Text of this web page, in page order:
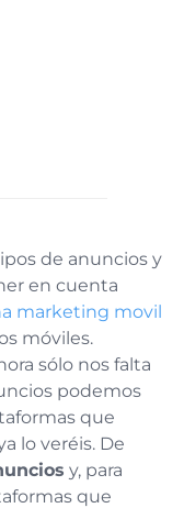
de anuncios y
en cuenta
marketing movil
móviles.
sólo nos falta
podemos
que
lo veréis. De
y, para
que